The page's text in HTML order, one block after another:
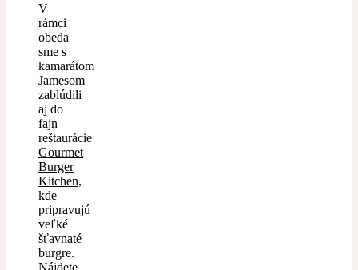
V
rámci
obeda
sme s
kamarátom
Jamesom
zablúdili
aj do
fajn
reštaurácie
Gourmet
Burger
Kitchen,
kde
pripravujú
veľké
šťavnaté
burgre.
Nájdete